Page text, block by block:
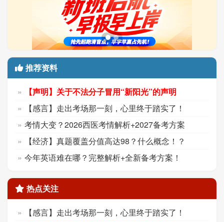
推荐资料
【声明】关于不法分子冒用“新阳光”的声明
【感言】走出考场那一刻，心里终于踏实了！
考情大变？2026西医考情解析+2027备考方案
【经济】真题覆盖分值高达98？什么概念！？
今年英语难在哪？完整解析+全新备考方案！
热点关注
【感言】走出考场那一刻，心里终于踏实了！